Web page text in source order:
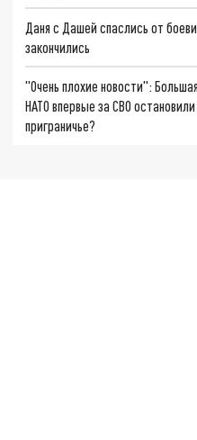
Даня с Дашей спаслись от
закончились
"Очень плохие новости":
НАТО впервые за СВО
приграничье?